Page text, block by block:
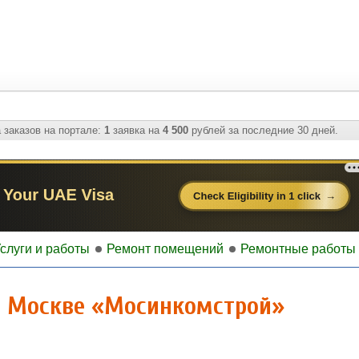
на портале: 1 заявка на 4 500 рублей за последние 30 дней.
и работы Ремонт помещений Ремонтные работы
Москве «Мосинкомстрой»